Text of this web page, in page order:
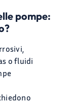
pompe:
o fluidi